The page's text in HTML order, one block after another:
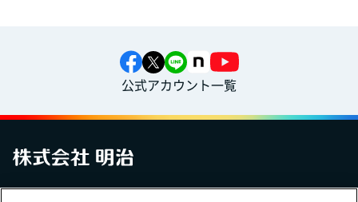
公式アカウント一覧